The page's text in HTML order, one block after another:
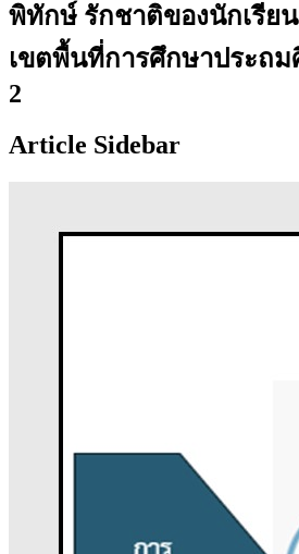
พิทักษ์ รักชาติของนักเรีย
เขตพื้นที่การศึกษาประถ
2
Article Sidebar